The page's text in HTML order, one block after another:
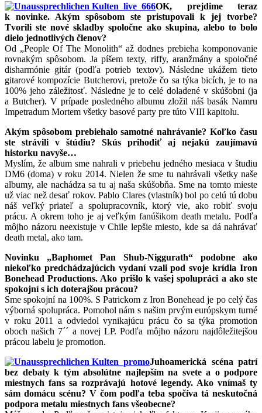
OK, prejdime teraz
k novinke. Akým spôsobom ste pristupovali k jej tvorbe?
Tvorili ste nové skladby spoločne ako skupina, alebo to bolo
dielo jednotlivých členov?
Od „People Of The Monolith“ až dodnes prebieha komponovanie
rovnakým spôsobom. Ja píšem texty, riffy, aranžmány a spoločné
disharmónie gitár (podľa potrieb textov). Následne ukážem tieto
gitarové kompozície Butcherovi, pretože čo sa týka bicích, je to na
100% jeho záležitosť. Následne je to celé doladené v skúšobni (ja
a Butcher). V prípade posledného albumu zložil náš basák Namru
Impetradum Mortem všetky basové party pre túto VIII kapitolu.
Akým spôsobom prebiehalo samotné nahrávanie? Koľko času
ste strávili v štúdiu? Skús prihodiť aj nejakú zaujímavú
historku navyše…
Myslím, že album sme nahrali v priebehu jedného mesiaca v študiu
DM6 (doma) v roku 2014. Nielen že sme tu nahrávali všetky naše
albumy, ale nachádza sa tu aj naša skúšobňa. Sme na tomto mieste
už viac než desať rokov. Pablo Clares (vlastník) bol po celú tú dobu
náš veľký priateľ a spolupracovník, ktorý vie, ako robiť svoju
prácu. A okrem toho je aj veľkým fanúšikom death metalu. Podľa
môjho názoru neexistuje v Chile lepšie miesto, kde sa dá nahrávať
death metal, ako tam.
Novinku „Baphomet Pan Shub-Niggurath“ podobne ako
niekoľko predchádzajúcich vydaní vzali pod svoje krídla Iron
Bonehead Productions. Ako prišlo k vašej spolupráci a ako ste
spokojní s ich doterajšou prácou?
Sme spokojní na 100%. S Patrickom z Iron Bonehead je po celý čas
výborná spolupráca. Pomohol nám s našim prvým európskym turné
v roku 2011 a odviedol vynikajúcu prácu čo sa týka promotion
oboch našich 7´´ a novej LP. Podľa môjho názoru najdôležitejšou
prácou labelu je promotion.
Juhoamerická scéna patrí
bez debaty k tým absolútne najlepším na svete a o podpore
miestnych fans sa rozprávajú hotové legendy. Ako vnímaš ty
sám domácu scénu? V čom podľa teba spočíva tá neskutočná
podpora metalu miestnych fans všeobecne?